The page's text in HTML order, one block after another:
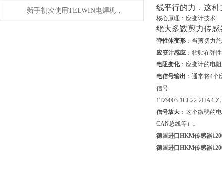
的角色与价值
新手初次使用TELWIN电焊机，
线平行的力，这
核心原理：应变计技术
绝大多数剪力传感
弹性体变形 ：当剪切力
应变计感应 ：粘贴在弹
电阻变化：应变计的电
电信号输出 ：通常将4个
信号
1TZ9003-1CC22-2HA4-Z
信号放大 ：这个微弱的
CAN总线等）。
德国进口HKM传感器
德国进口HKM传感器